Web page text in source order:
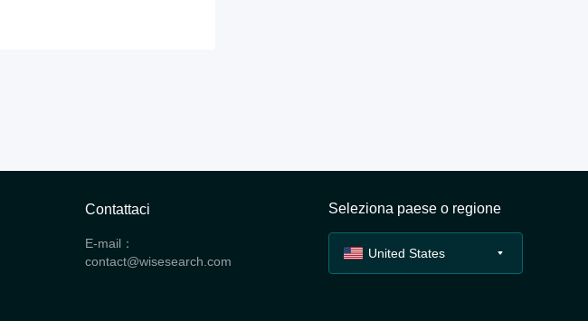
Contattaci
E-mail：
contact@wisesearch.com
Seleziona paese o regione
United States